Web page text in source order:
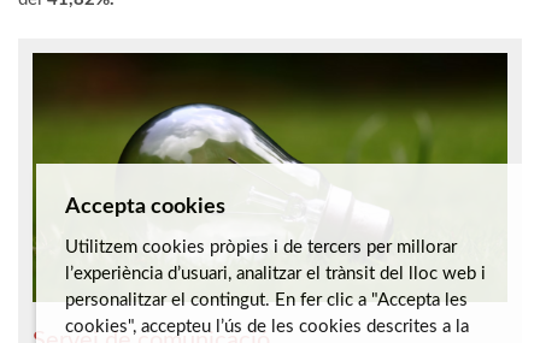
Accepta cookies
Utilitzem cookies pròpies i de tercers per millorar
l’experiència d’usuari, analitzar el trànsit del lloc web i
personalitzar el contingut. En fer clic a "Accepta les
cookies", accepteu l’ús de les cookies descrites a la